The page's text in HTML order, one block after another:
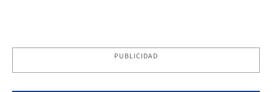
PUBLICIDAD